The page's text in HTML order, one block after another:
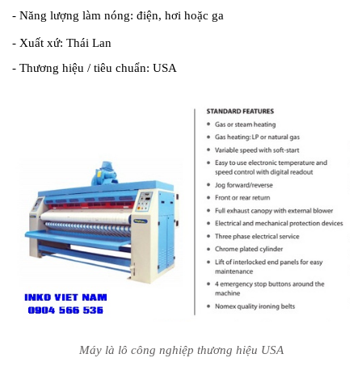
- Năng lượng làm nóng: điện, hơi hoặc ga
- Xuất xứ: Thái Lan
- Thương hiệu / tiêu chuẩn: USA
Máy là lô công nghiệp thương hiệu USA